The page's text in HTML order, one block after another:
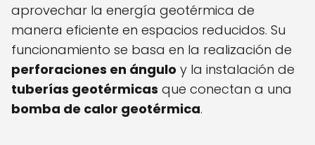
aprovechar la energía geotérmica de
manera eficiente en espacios reducidos. Su
funcionamiento se basa en la realización de
perforaciones en ángulo y la instalación de
tuberías geotérmicas que conectan a una
bomba de calor geotérmica.